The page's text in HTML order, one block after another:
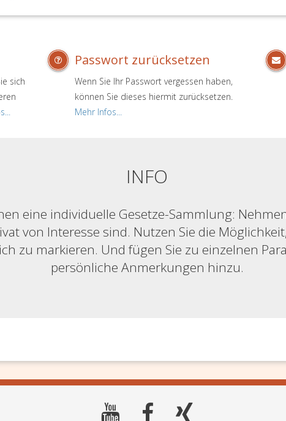
sich
Passwort zurücksetzen
Wenn Sie Ihr Passwort vergessen haben,
können Sie dieses hiermit zurücksetzen.
Mehr Infos...
INFO
eine individuelle Gesetze-Sammlung:
von Interesse sind. Nutzen Sie die
zu markieren. Und fügen Sie zu einzelnen
persönliche Anmerkungen hinzu.